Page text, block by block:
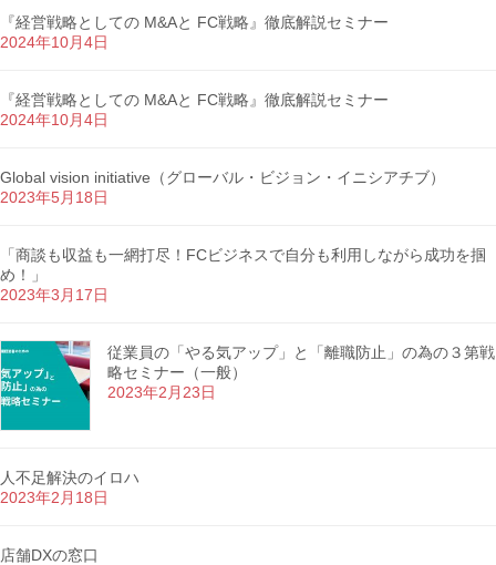
『経営戦略としての M&Aと FC戦略』徹底解説セミナー
2024年10月4日
『経営戦略としての M&Aと FC戦略』徹底解説セミナー
2024年10月4日
Global vision initiative（グローバル・ビジョン・イニシアチブ）
2023年5月18日
「商談も収益も一網打尽！FCビジネスで自分も利用しながら成功を掴
め！」
2023年3月17日
従業員の「やる気アップ」と「離職防止」の為の３第戦
略セミナー（一般）
2023年2月23日
人不足解決のイロハ
2023年2月18日
店舗DXの窓口